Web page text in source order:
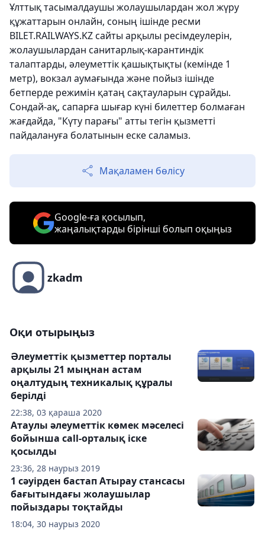
Ұлттық тасымалдаушы жолаушылардан жол жүру
құжаттарын онлайн, соның ішінде ресми
BILET.RAILWAYS.KZ сайты арқылы ресімдеулерін,
жолаушылардан санитарлық-карантиндік
талаптарды, әлеуметтік қашықтықты (кемінде 1
метр), вокзал аумағында және пойыз ішінде
бетперде режимін қатаң сақтауларын сұрайды.
Сондай-ақ, сапарға шығар күні билеттер болмаған
жағдайда, "Күту парағы" атты тегін қызметті
пайдалануға болатынын еске саламыз.
Мақаламен бөлісу
Google-ға қосылып,
жаңалықтарды бірінші болып оқыңыз
zkadm
Оқи отырыңыз
22:38, 03 қараша 2020
Әлеуметтік қызметтер порталы
арқылы 21 мыңнан астам
оңалтудың техникалық құралы
берілді
23:36, 28 наурыз 2019
Атаулы әлеуметтік көмек мәселесі
бойынша call-орталық іске
қосылды
18:04, 30 наурыз 2020
1 сәуірден бастап Атырау стансасы
бағытындағы жолаушылар
пойыздары тоқтайды